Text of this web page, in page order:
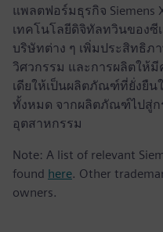
แพลตฟอร์มธุรกิจ Siemens
เทคโนโลยีดิจิทัลทวินของ
บริษัทต่าง ๆ เพิ่มประสิทธิภ
วิศวกรรม และการผลิตให้มี
เดียให้เป็นผลิตภัณฑ์ที่ยั่งยืน
ทั้งหมด จากผลิตภัณฑ์ไปสู่
อุตสาหกรรม
Note: A list of relevant
found here. Other
owners.